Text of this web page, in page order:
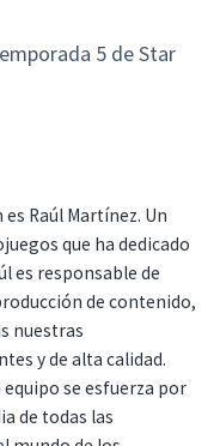
5 de Star
Raúl Martínez. Un
que ha dedicado
es responsable de
de contenido,
nuestras
y de alta calidad.
se esfuerza por
de todas las